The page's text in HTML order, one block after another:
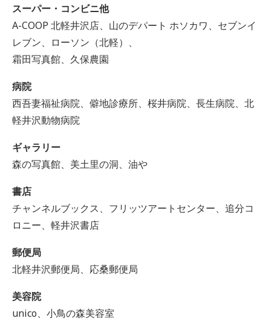
スーパー・コンビニ他
A-COOP 北軽井沢店、山のデパート ホソカワ、セブンイ
レブン、ローソン（北軽）、
霜田写真館、久保農園
病院
西吾妻福祉病院、僻地診療所、桜井病院、長生病院、北
軽井沢動物病院
ギャラリー
森の写真館、美土里の洞、油や
書店
チャンネルブックス、フリッツアートセンター、追分コ
ロニー、軽井沢書店
郵便局
北軽井沢郵便局、応桑郵便局
美容院
unico、小鳥の森美容室